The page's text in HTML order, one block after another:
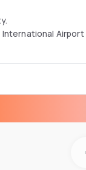
Airport